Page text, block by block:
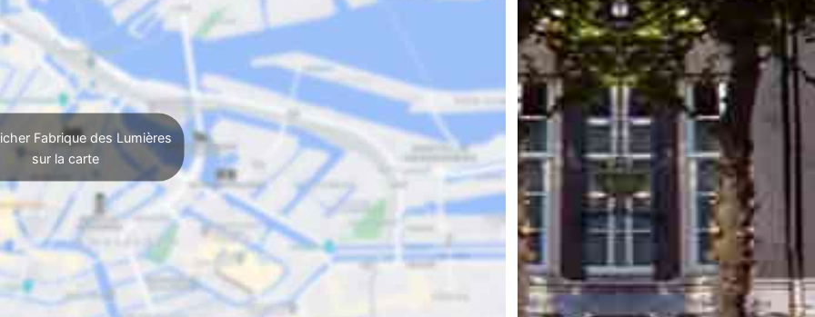
Fabrique des Lumières
sur la carte